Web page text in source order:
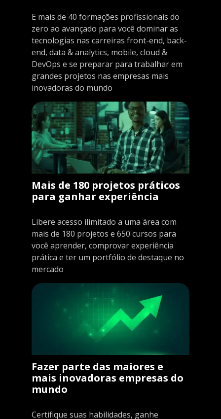
E mais de 40 formações profissionais do
zero ao avançado para você dominar as
tecnologias nas carreiras front-end, back-
end, data & analytics, mobile, cloud &
DevOps e se preparar para trabalhar em
grandes projetos nas empresas mais
inovadoras do mundo
Mais de 180 projetos práticos
para ganhar experiência
Libere acesso ilimitado a uma área com
mais de 180 projetos e 650 cursos para
você aprender, comprovar experiência
prática e ter um portfólio de destaque no
mercado
Fazer parte das maiores e
mais inovadoras empresas do
mundo
Certifique suas habilidades, ganhe